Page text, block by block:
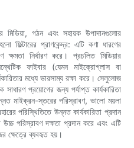
মিডিয়া, গঠন এবং সহায়ক উপাদানগুলোর
ফিল্টারের প্রাণকেন্দ্র: এটি কণা ধারণের
নির্ধারণ করে। প্রচলিত মিডিয়ার
ফাইবার (যেমন মাইক্রোগ্লাস বা
মধ্যে ভারসাম্য রক্ষা করে। সেলুলোজ
প্রয়োগের জন্য পর্যাপ্ত কার্যকারিতা
মাইক্রন-স্তরের পরিস্রাবণ, ভালো ময়লা
পরিস্থিতিতে উন্নত কার্যকারিতা প্রদান
পরিস্রাবণ দক্ষতা প্রদান করে এবং এটি
ক্ষেত্রে ব্যবহৃত হয়।